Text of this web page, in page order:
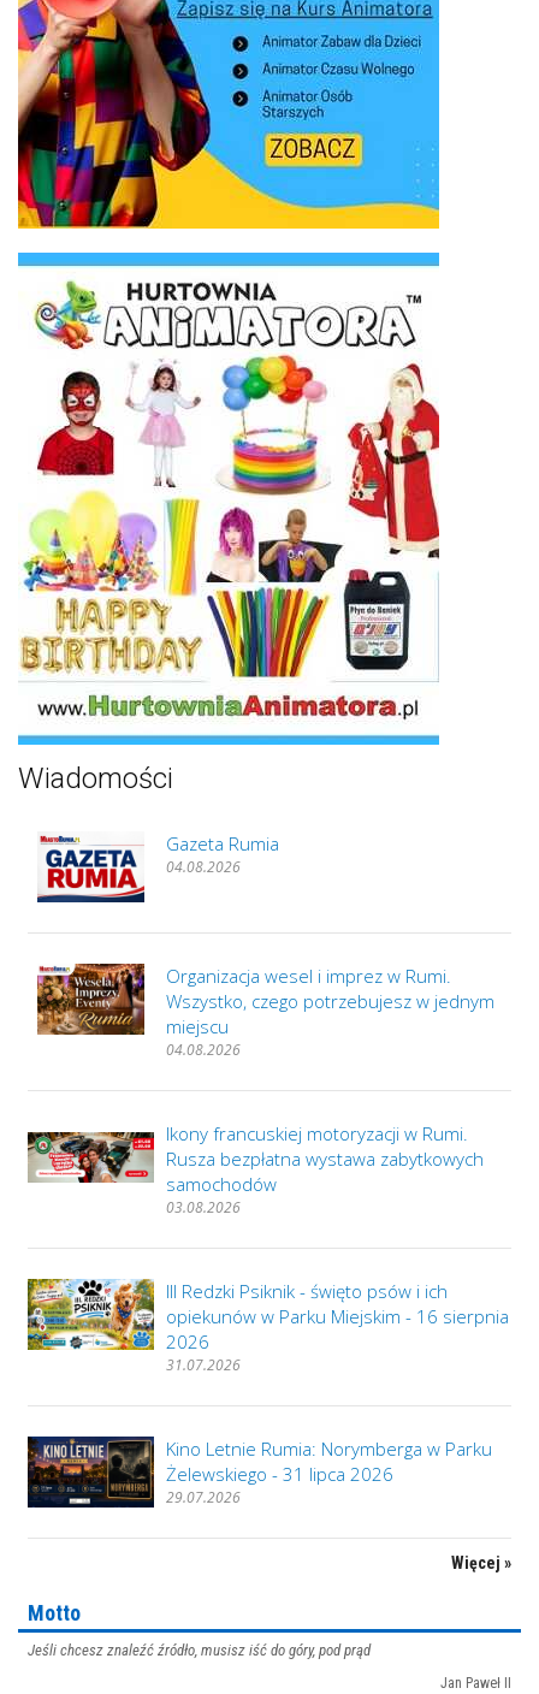
Wiadomości
Gazeta Rumia
04.08.2026
Organizacja wesel i imprez w Rumi.
Wszystko, czego potrzebujesz w jednym
miejscu
04.08.2026
Ikony francuskiej motoryzacji w Rumi.
Rusza bezpłatna wystawa zabytkowych
samochodów
03.08.2026
III Redzki Psiknik - święto psów i ich
opiekunów w Parku Miejskim - 16 sierpnia
2026
31.07.2026
Kino Letnie Rumia: Norymberga w Parku
Żelewskiego - 31 lipca 2026
29.07.2026
Więcej »
Motto
Jeśli chcesz znaleźć źródło, musisz iść do góry, pod prąd
Jan Paweł II